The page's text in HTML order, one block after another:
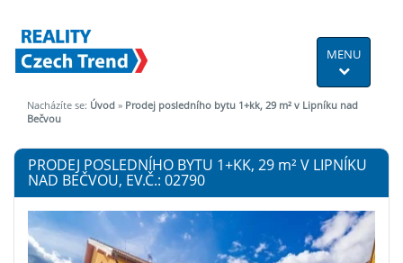
MENU
Nacházíte se: Úvod » Prodej posledního bytu 1+kk, 29 m² v Lipníku nad
Bečvou
PRODEJ POSLEDNÍHO BYTU 1+KK, 29 m²V LIPNÍKU
NAD BEČVOU, EV.Č.: 02790